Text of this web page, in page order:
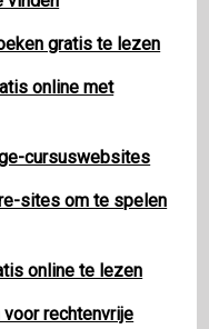
gratis te lezen
online met
cursuswebsites
sites om te spelen
online te lezen
rechtenvrije